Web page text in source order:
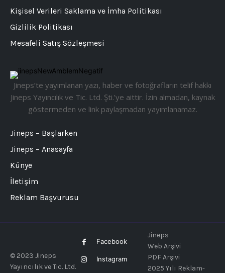
Jineps’te yayımlanan yazı, haber ve fotoğrafların telif hakkı
Jineps Yayıncılık ve Tic. Ltd. Şti.’ye aittir. İzin almadan, kaynak
göstermeden ve link paylaşmadan yayımlanamaz.
Jineps – Başlarken
Jineps – Anasayfa
Künye
İletişim
Reklam Başvurusu
Kişisel Verileri Saklama ve İmha Politikası
Gizlilik Politikası
Mesafeli Satış Sözleşmesi
© 2023 Jineps
Yayıncılık ve Tic. Ltd.
Facebook
Instagram
Jineps
Web Arşivi
PDF Arşivi
2025 Yılı Reklam-